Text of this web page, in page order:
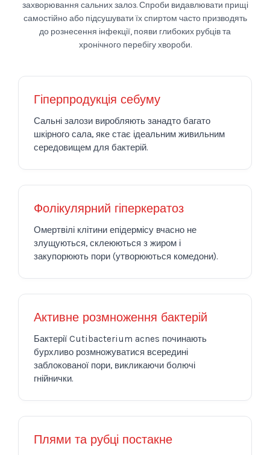
захворювання сальних залоз. Спроби видавлювати прищі
самостійно або підсушувати їх спиртом часто призводять
до рознесення інфекції, появи глибоких рубців та
хронічного перебігу хвороби.
Гіперпродукція себуму
Сальні залози виробляють занадто багато
шкірного сала, яке стає ідеальним живильним
середовищем для бактерій.
Фолікулярний гіперкератоз
Омертвілі клітини епідермісу вчасно не
злущуються, склеюються з жиром і
закупорюють пори (утворюються комедони).
Активне розмноження бактерій
Бактерії Cutibacterium acnes починають
бурхливо розмножуватися всередині
заблокованої пори, викликаючи болючі
гнійнички.
Плями та рубці постакне